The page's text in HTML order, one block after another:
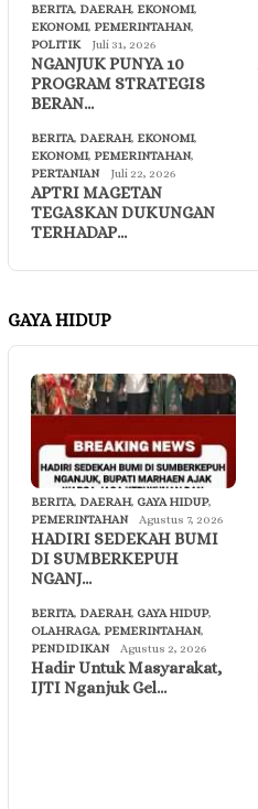
BERITA, DAERAH, EKONOMI,
EKONOMI, PEMERINTAHAN,
POLITIK
Juli 31, 2026
NGANJUK PUNYA 10
PROGRAM STRATEGIS
BERAN…
BERITA, DAERAH, EKONOMI,
EKONOMI, PEMERINTAHAN,
PERTANIAN
Juli 22, 2026
APTRI MAGETAN
TEGASKAN DUKUNGAN
TERHADAP…
GAYA HIDUP
BERITA, DAERAH, GAYA HIDUP,
PEMERINTAHAN
Agustus 7, 2026
HADIRI SEDEKAH BUMI
DI SUMBERKEPUH
NGANJ…
BERITA, DAERAH, GAYA HIDUP,
OLAHRAGA, PEMERINTAHAN,
PENDIDIKAN
Agustus 2, 2026
Hadir Untuk Masyarakat,
IJTI Nganjuk Gel…